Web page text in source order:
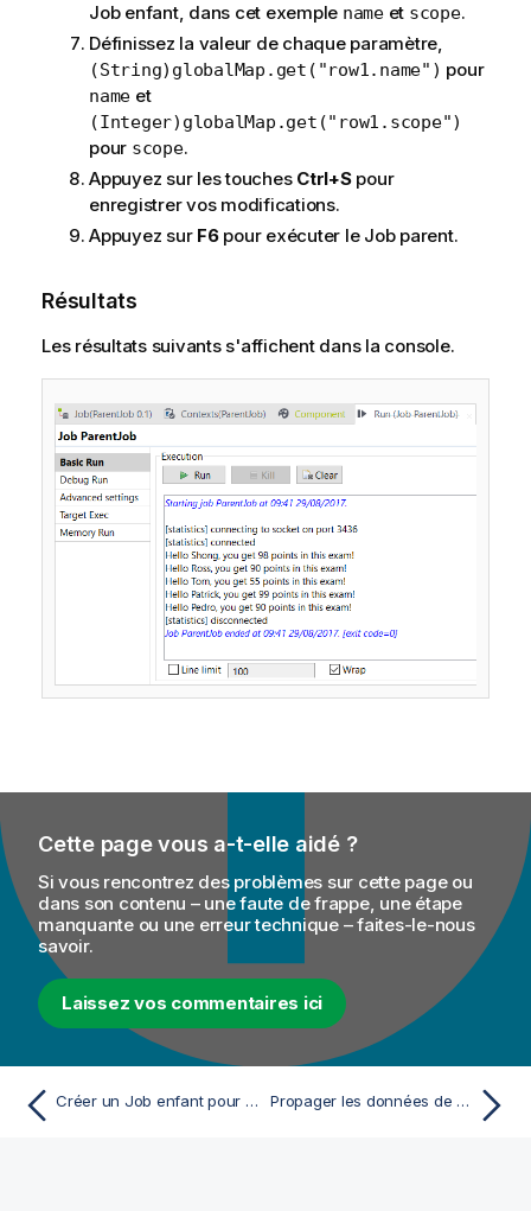
Job enfant, dans cet exemple nameet scope.
Définissez la valeur de chaque paramètre,
(String)globalMap.get("row1.name") pour
name et
(Integer)globalMap.get("row1.scope")
pour scope.
Appuyez sur les touches Ctrl+Spour
enregistrer vos modifications.
Appuyez sur F6pour exécuter le Job parent.
Résultats
Les résultats suivants s'affichent dans la console.
Cette page vous a-t-elle aidé ?
Si vous rencontrez des problèmes sur cette page ou
dans son contenu – une faute de frappe, une étape
manquante ou une erreur technique – faites-le-nous
savoir.
Laissez vos commentaires ici
Créer un Job enfant pour obtenir une valeur d'un Job parent Propager les données de sortie en mémoire tampon du Job enfant au Job parent